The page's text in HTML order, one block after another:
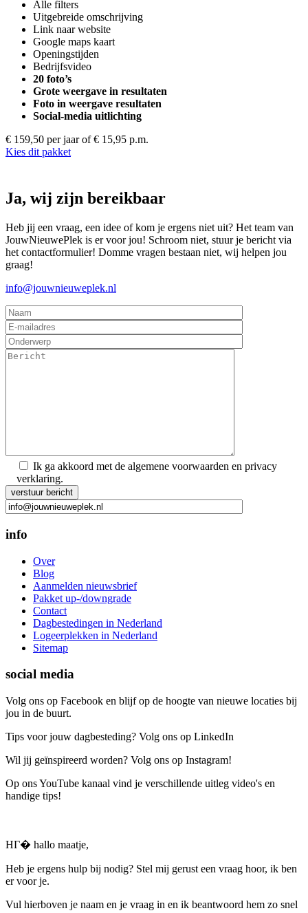
Alle filters
Uitgebreide omschrijving
Link naar website
Google maps kaart
Openingstijden
Bedrijfsvideo
20 foto’s
Grote weergave in resultaten
Foto in weergave resultaten
Social-media uitlichting
€ 159,50 per jaar of € 15,95 p.m.
Kies dit pakket
Ja, wij zijn bereikbaar
Heb jij een vraag, een idee of kom je ergens niet uit? Het team van
JouwNieuwePlek is er voor jou! Schroom niet, stuur je bericht via
het contactformulier! Domme vragen bestaan niet, wij helpen jou
graag!
info@jouwnieuweplek.nl
Ik ga akkoord met de algemene voorwaarden en privacy
verklaring.
Gelieve dit veld leeg te laten.
info
Over
Blog
Aanmelden nieuwsbrief
Pakket up-/downgrade
Contact
Dagbestedingen in Nederland
Logeerplekken in Nederland
Sitemap
social media
Volg ons op Facebook en blijf op de hoogte van nieuwe locaties bij
jou in de buurt.
Tips voor jouw dagbesteding? Volg ons op LinkedIn
Wil jij geïnspireerd worden? Volg ons op Instagram!
Op ons YouTube kanaal vind je verschillende uitleg video's en
handige tips!
HГ� hallo maatje,
Heb je ergens hulp bij nodig? Stel mij gerust een vraag hoor, ik ben
er voor je.
Vul hierboven je naam en je vraag in en ik beantwoord hem zo snel